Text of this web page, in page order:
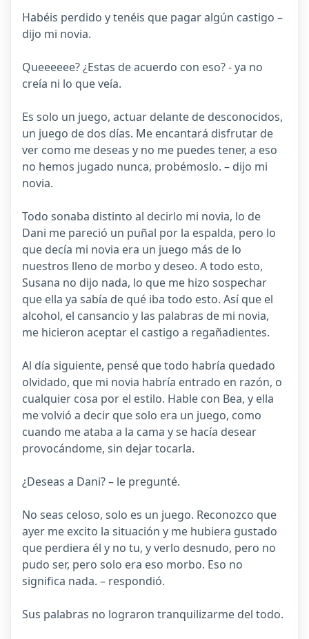
Habéis perdido y tenéis que pagar algún castigo –
dijo mi novia.
Queeeeee? ¿Estas de acuerdo con eso? - ya no
creía ni lo que veía.
Es solo un juego, actuar delante de desconocidos,
un juego de dos días. Me encantará disfrutar de
ver como me deseas y no me puedes tener, a eso
no hemos jugado nunca, probémoslo. – dijo mi
novia.
Todo sonaba distinto al decirlo mi novia, lo de
Dani me pareció un puñal por la espalda, pero lo
que decía mi novia era un juego más de lo
nuestros lleno de morbo y deseo. A todo esto,
Susana no dijo nada, lo que me hizo sospechar
que ella ya sabía de qué iba todo esto. Así que el
alcohol, el cansancio y las palabras de mi novia,
me hicieron aceptar el castigo a regañadientes.
Al día siguiente, pensé que todo habría quedado
olvidado, que mi novia habría entrado en razón, o
cualquier cosa por el estilo. Hable con Bea, y ella
me volvió a decir que solo era un juego, como
cuando me ataba a la cama y se hacía desear
provocándome, sin dejar tocarla.
¿Deseas a Dani? – le pregunté.
No seas celoso, solo es un juego. Reconozco que
ayer me excito la situación y me hubiera gustado
que perdiera él y no tu, y verlo desnudo, pero no
pudo ser, pero solo era eso morbo. Eso no
significa nada. – respondió.
Sus palabras no lograron tranquilizarme del todo.